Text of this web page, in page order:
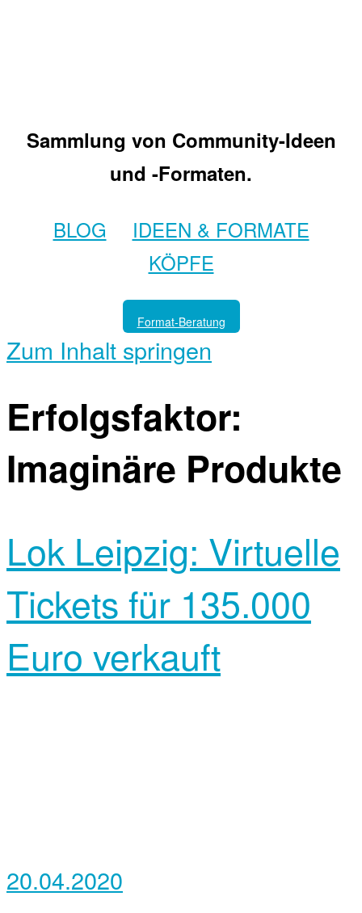
Sammlung von Community-Ideen
und -Formaten.
BLOG
IDEEN & FORMATE
KÖPFE
Format-Beratung
Zum Inhalt springen
Erfolgsfaktor:
Imaginäre Produkte
Lok Leipzig: Virtuelle
Tickets für 135.000
Euro verkauft
20.04.2020